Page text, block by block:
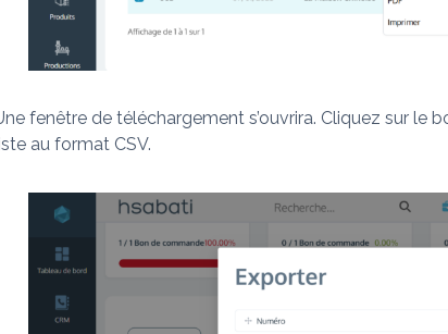
fenêtre de téléchargement s’ouvrira. Cliquez sur le
au format CSV.